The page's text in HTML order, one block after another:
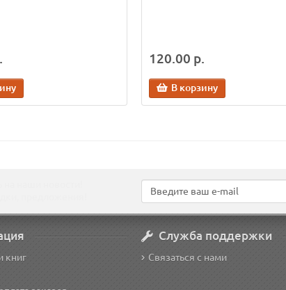
120.00 р.
В корзину
книг
Служба поддержки
Связаться с нами